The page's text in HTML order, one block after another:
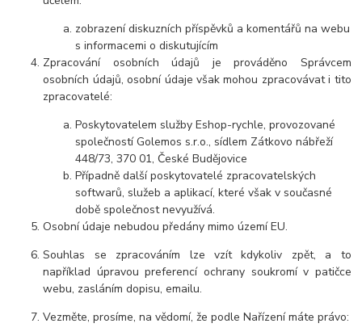
zobrazení diskuzních příspěvků a komentářů na webu
s informacemi o diskutujícím
Zpracování osobních údajů je prováděno Správcem
osobních údajů, osobní údaje však mohou zpracovávat i tito
zpracovatelé:
Poskytovatelem služby Eshop-rychle, provozované
společností Golemos s.r.o., sídlem Zátkovo nábřeží
448/73, 370 01, České Budějovice
Případně další poskytovatelé zpracovatelských
softwarů, služeb a aplikací, které však v současné
době společnost nevyužívá.
Osobní údaje nebudou předány mimo území EU.
Souhlas se zpracováním lze vzít kdykoliv zpět, a to
například úpravou preferencí ochrany soukromí v patičce
webu, zasláním dopisu, emailu.
Vezměte, prosíme, na vědomí, že podle Nařízení máte právo: